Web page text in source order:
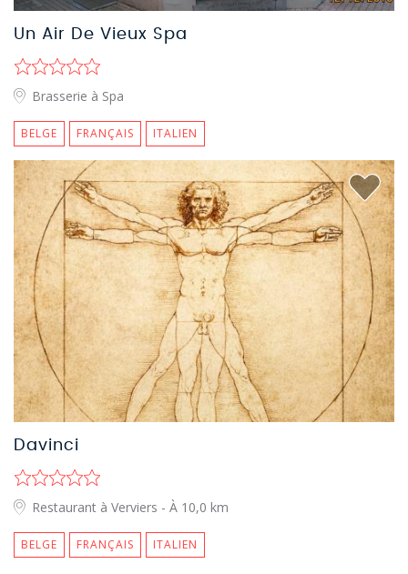
Un Air De Vieux Spa
Brasserie à Spa
BELGE FRANÇAIS ITALIEN
Davinci
Restaurant à Verviers - À 10,0 km
BELGE FRANÇAIS ITALIEN